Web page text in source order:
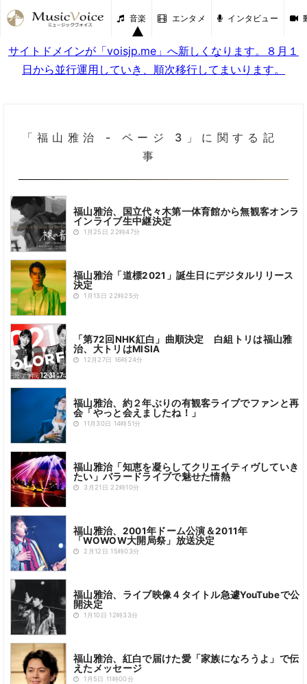
音楽 エンタメ インタビュー
サイトドメインが「voisjp.me」へ新しくなります。８月１
日から並行運用していき、順次移行してまいります。
「福山雅治 - ページ 3」に関する記
事
福山雅治、国立代々木第一体育館から無観客オンラ
インライブ生中継決定
1月25日 22時47分
福山雅治「道標2021」誕生日にデジタルリリース
決定
1月13日 22時25分
「第72回NHK紅白」曲順決定 白組トリは福山雅
治、大トリはMISIA
12月27日 16時24分
福山雅治、約２年ぶりの有観客ライブでファンと再
会「やっと会えましたね！」
11月30日 14時51分
福山雅治「知恵を凝らしてクリエイティヴしていき
たい」バラードライブで魅せた情熱
3月21日 22時10分
福山雅治、2001年ドーム公演＆2011年
「WOWOW⼤開局祭」放送決定
2月12日 15時03分
福山雅治、ライブ映像４タイトル急遽YouTubeで公
開決定
1月10日 12時33分
福山雅治、紅白で届けた愛「家族になろうよ」で伝
えたメッセージ
1月5日 11時00分